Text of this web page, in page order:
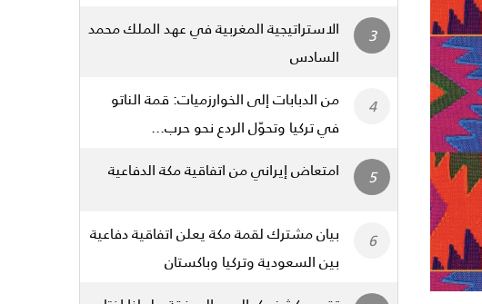
الاستراتيجية المغربية في عهد الملك محمد
السادس
من الدبابات إلى الخوارزميات: قمة الناتو
في تركيا وتحوّل الردع نحو حرب...
امتعاض إيراني من اتفاقية مكة الدفاعية
بيان مشترك لقمة مكة يعلن اتفاقية دفاعية
بين السعودية وتركيا وباكستان